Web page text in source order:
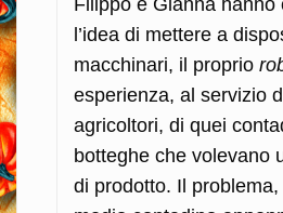
Filippo e Gianna hanno
l’idea di mettere a
macchinari, il proprio
esperienza, al servizio
agricoltori, di quei
botteghe che volevano
di prodotto. Il problema,